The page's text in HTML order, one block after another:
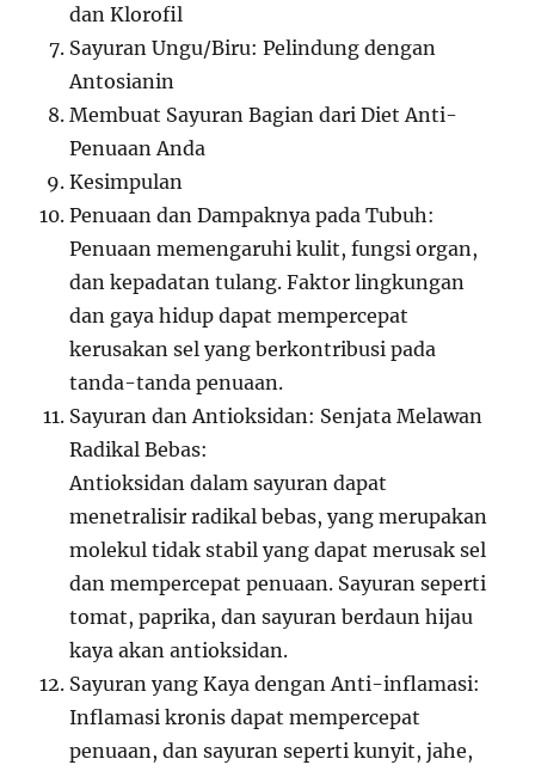
dan Klorofil
Sayuran Ungu/Biru: Pelindung dengan
Antosianin
Membuat Sayuran Bagian dari Diet Anti-
Penuaan Anda
Kesimpulan
Penuaan dan Dampaknya pada Tubuh:
Penuaan memengaruhi kulit, fungsi organ,
dan kepadatan tulang. Faktor lingkungan
dan gaya hidup dapat mempercepat
kerusakan sel yang berkontribusi pada
tanda-tanda penuaan.
Sayuran dan Antioksidan: Senjata Melawan
Radikal Bebas:
Antioksidan dalam sayuran dapat
menetralisir radikal bebas, yang merupakan
molekul tidak stabil yang dapat merusak sel
dan mempercepat penuaan. Sayuran seperti
tomat, paprika, dan sayuran berdaun hijau
kaya akan antioksidan.
Sayuran yang Kaya dengan Anti-inflamasi:
Inflamasi kronis dapat mempercepat
penuaan, dan sayuran seperti kunyit, jahe,